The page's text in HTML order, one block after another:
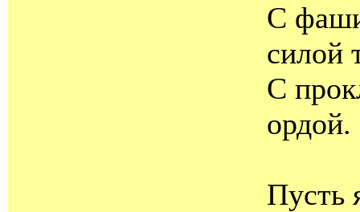
С
силой
С
ордой.
Пусть